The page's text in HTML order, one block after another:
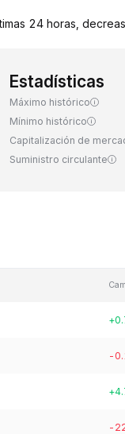
24 horas,
Estadísticas
Máximo histórico
Mínimo histórico
Capitalización de
Suministro circulante
-
-